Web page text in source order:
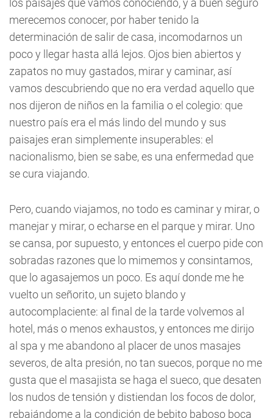
los paisajes que vamos conociendo, y a buen seguro
merecemos conocer, por haber tenido la
determinación de salir de casa, incomodarnos un
poco y llegar hasta allá lejos. Ojos bien abiertos y
zapatos no muy gastados, mirar y caminar, así
vamos descubriendo que no era verdad aquello que
nos dijeron de niños en la familia o el colegio: que
nuestro país era el más lindo del mundo y sus
paisajes eran simplemente insuperables: el
nacionalismo, bien se sabe, es una enfermedad que
se cura viajando.
Pero, cuando viajamos, no todo es caminar y mirar, o
manejar y mirar, o echarse en el parque y mirar. Uno
se cansa, por supuesto, y entonces el cuerpo pide con
sobradas razones que lo mimemos y consintamos,
que lo agasajemos un poco. Es aquí donde me he
vuelto un señorito, un sujeto blando y
autocomplaciente: al final de la tarde volvemos al
hotel, más o menos exhaustos, y entonces me dirijo
al spa y me abandono al placer de unos masajes
severos, de alta presión, no tan suecos, porque no me
gusta que el masajista se haga el sueco, que desaten
los nudos de tensión y distiendan los focos de dolor,
rebajándome a la condición de bebito baboso boca